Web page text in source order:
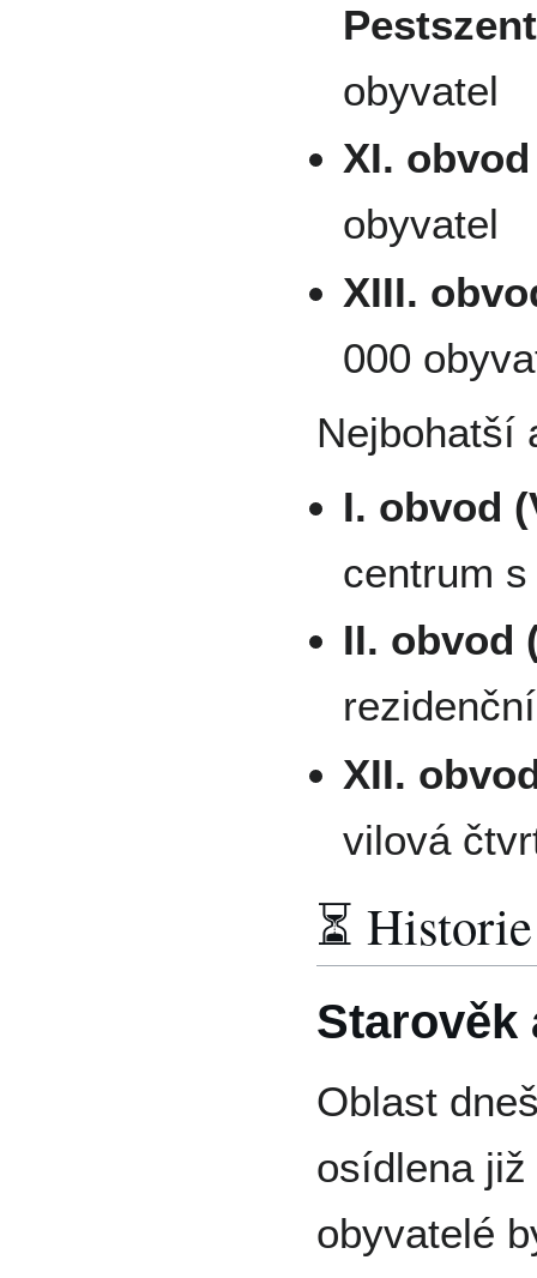
obyvatel
XI.
obyvatel
XIII.
000
Nejbohatší
I. obvod
centrum
II. obvod
XII.
vilová
⏳ Historie
Starověk
Oblast
osídlena
obyvatelé